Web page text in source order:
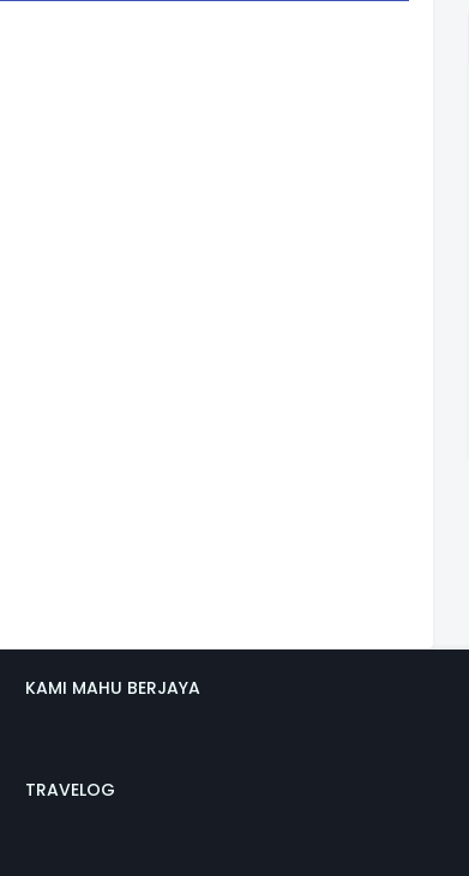
KAMI MAHU BERJAYA
TRAVELOG